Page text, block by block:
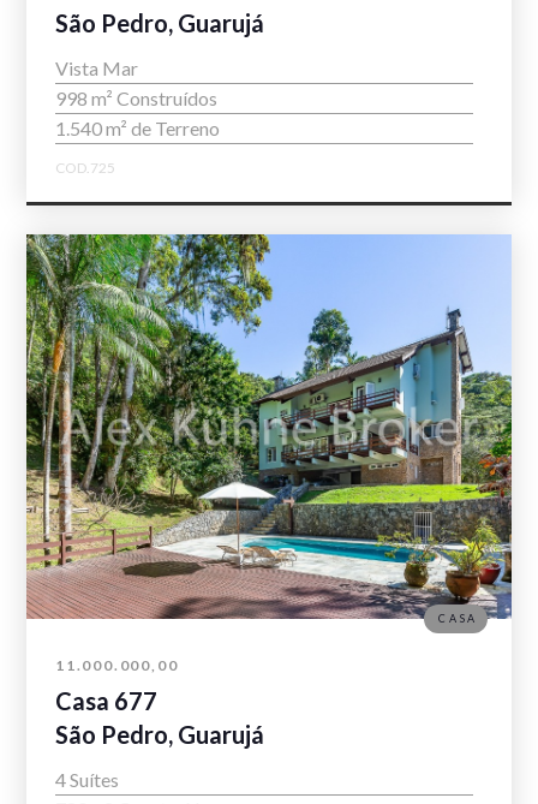
São Pedro, Guarujá
Vista Mar
998 m² Construídos
1.540 m² de Terreno
COD.725
11.000.000,00
Casa 677
São Pedro, Guarujá
4 Suítes
CASA